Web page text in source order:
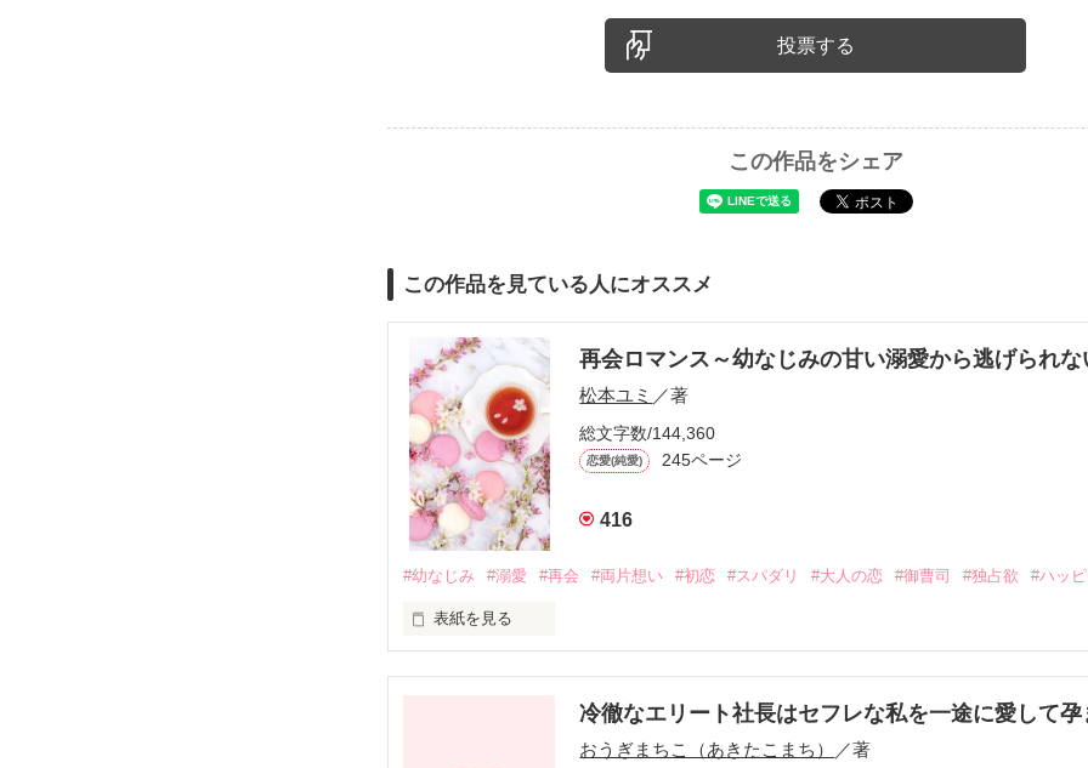
投票する
この作品をシェア
この作品を見ている人にオススメ
再会ロマンス～幼なじみの甘い溺愛から逃げられな
松本ユミ ／著
総文字数/144,360
恋愛(純愛) 245ページ
416
#幼なじみ #溺愛 #再会 #両片想い #初恋 #スパダリ #大人の恋 #御曹司 #独占欲 #ハッ
表紙を見る
しかし、ある出来事をきっかけに二人の関係は壊れてしまう。
冷徹なエリート社長はセフレな私を一途に愛して孕
おうぎまちこ（あきたこまち） ／著